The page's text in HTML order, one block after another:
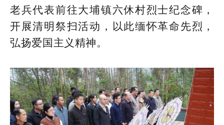
老兵代表前往大埔镇六休村烈士纪念碑，
开展清明祭扫活动，以此缅怀革命先烈，
弘扬爱国主义精神。